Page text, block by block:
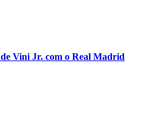
Vini Jr. com o Real Madrid